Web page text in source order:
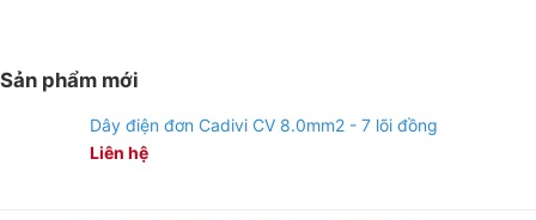
Sản phẩm mới
Dây điện đơn Cadivi CV 8.0mm2 - 7 lõi đồng
Liên hệ